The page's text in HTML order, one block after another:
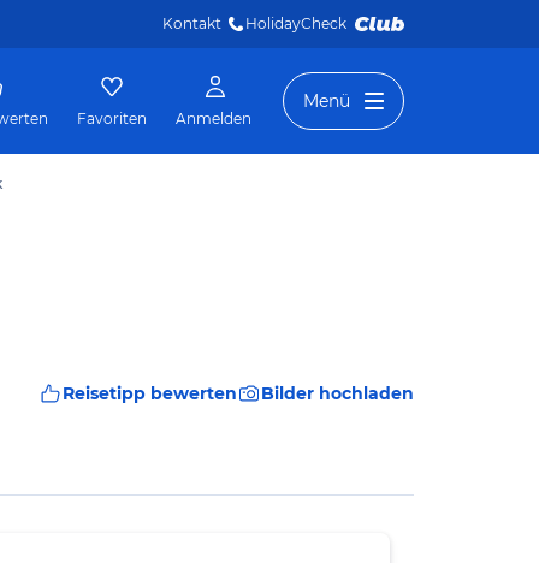
Kontakt HolidayCheck
Favoriten Anmelden
Menü
Reisetipp bewerten Bilder hochladen